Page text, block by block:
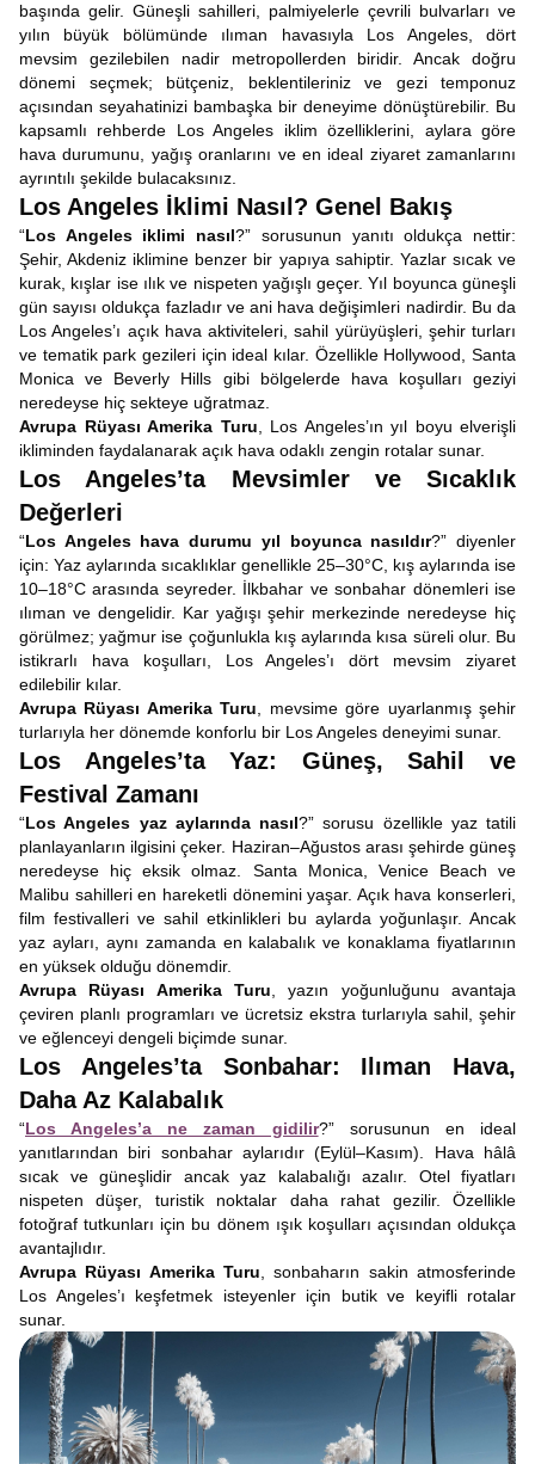
başında gelir. Güneşli sahilleri, palmiyelerle çevrili bulvarları ve
yılın büyük bölümünde ılıman havasıyla Los Angeles, dört
mevsim gezilebilen nadir metropollerden biridir. Ancak doğru
dönemi seçmek; bütçeniz, beklentileriniz ve gezi temponuz
açısından seyahatinizi bambaşka bir deneyime dönüştürebilir. Bu
kapsamlı rehberde Los Angeles iklim özelliklerini, aylara göre
hava durumunu, yağış oranlarını ve en ideal ziyaret zamanlarını
ayrıntılı şekilde bulacaksınız.
Los Angeles İklimi Nasıl? Genel Bakış
“Los Angeles iklimi nasıl?” sorusunun yanıtı oldukça nettir:
Şehir, Akdeniz iklimine benzer bir yapıya sahiptir. Yazlar sıcak ve
kurak, kışlar ise ılık ve nispeten yağışlı geçer. Yıl boyunca güneşli
gün sayısı oldukça fazladır ve ani hava değişimleri nadirdir. Bu da
Los Angeles’ı açık hava aktiviteleri, sahil yürüyüşleri, şehir turları
ve tematik park gezileri için ideal kılar. Özellikle Hollywood, Santa
Monica ve Beverly Hills gibi bölgelerde hava koşulları geziyi
neredeyse hiç sekteye uğratmaz.
Avrupa Rüyası Amerika Turu , Los Angeles’ın yıl boyu elverişli
ikliminden faydalanarak açık hava odaklı zengin rotalar sunar.
Los Angeles’ta Mevsimler ve Sıcaklık
Değerleri
“Los Angeles hava durumu yıl boyunca nasıldır?” diyenler
için: Yaz aylarında sıcaklıklar genellikle 25–30°C, kış aylarında ise
10–18°C arasında seyreder. İlkbahar ve sonbahar dönemleri ise
ılıman ve dengelidir. Kar yağışı şehir merkezinde neredeyse hiç
görülmez; yağmur ise çoğunlukla kış aylarında kısa süreli olur. Bu
istikrarlı hava koşulları, Los Angeles’ı dört mevsim ziyaret
edilebilir kılar.
Avrupa Rüyası Amerika Turu , mevsime göre uyarlanmış şehir
turlarıyla her dönemde konforlu bir Los Angeles deneyimi sunar.
Los Angeles’ta Yaz: Güneş, Sahil ve
Festival Zamanı
“Los Angeles yaz aylarında nasıl?” sorusu özellikle yaz tatili
planlayanların ilgisini çeker. Haziran–Ağustos arası şehirde güneş
neredeyse hiç eksik olmaz. Santa Monica, Venice Beach ve
Malibu sahilleri en hareketli dönemini yaşar. Açık hava konserleri,
film festivalleri ve sahil etkinlikleri bu aylarda yoğunlaşır. Ancak
yaz ayları, aynı zamanda en kalabalık ve konaklama fiyatlarının
en yüksek olduğu dönemdir.
Avrupa Rüyası Amerika Turu , yazın yoğunluğunu avantaja
çeviren planlı programları ve ücretsiz ekstra turlarıyla sahil, şehir
ve eğlenceyi dengeli biçimde sunar.
Los Angeles’ta Sonbahar: Ilıman Hava,
Daha Az Kalabalık
“Los Angeles’a ne zaman gidilir?” sorusunun en ideal
yanıtlarından biri sonbahar aylarıdır (Eylül–Kasım). Hava hâlâ
sıcak ve güneşlidir ancak yaz kalabalığı azalır. Otel fiyatları
nispeten düşer, turistik noktalar daha rahat gezilir. Özellikle
fotoğraf tutkunları için bu dönem ışık koşulları açısından oldukça
avantajlıdır.
Avrupa Rüyası Amerika Turu , sonbaharın sakin atmosferinde
Los Angeles’ı keşfetmek isteyenler için butik ve keyifli rotalar
sunar.